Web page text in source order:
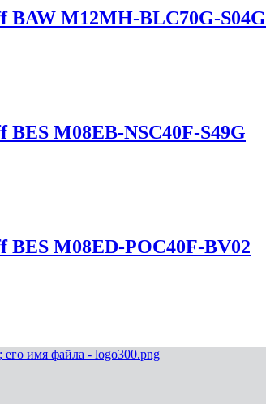
M12MH-BLC70G-S04G
M08EB-NSC40F-S49G
M08ED-POC40F-BV02